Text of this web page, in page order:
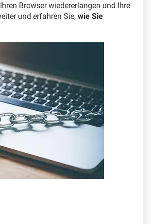
Browser wiedererlangen und Ihre
und erfahren Sie, wie Sie